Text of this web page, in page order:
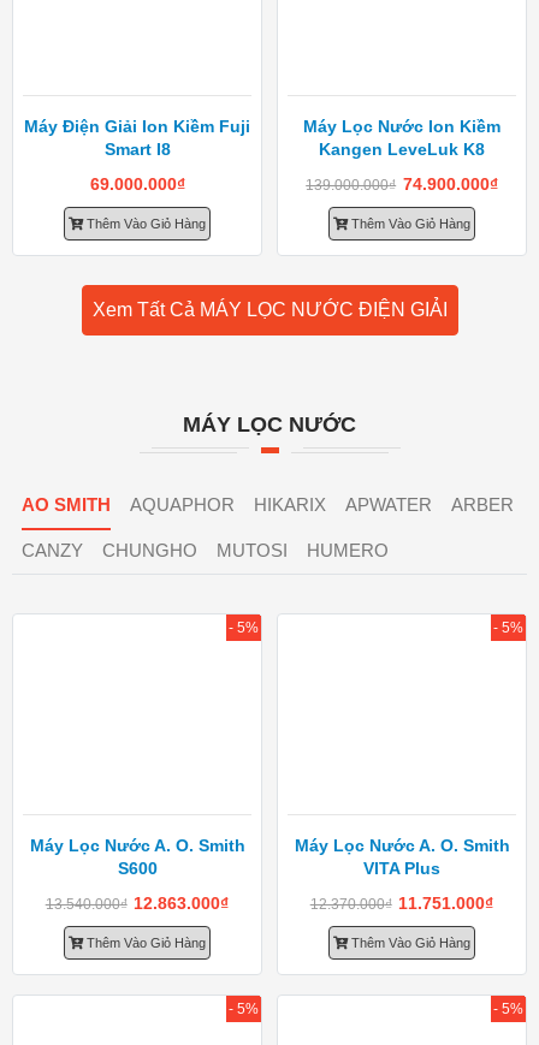
Máy Điện Giải Ion Kiềm Fuji
Smart I8
69.000.000₫
Thêm Vào Giỏ Hàng
Máy Lọc Nước Ion Kiềm
Kangen LeveLuk K8
139.000.000₫ 74.900.000₫
Thêm Vào Giỏ Hàng
Xem Tất Cả MÁY LỌC NƯỚC ĐIỆN GIẢI
MÁY LỌC NƯỚC
AO SMITH AQUAPHOR HIKARIX APWATER ARBER
CANZY CHUNGHO MUTOSI HUMERO
Máy Lọc Nước A. O. Smith
S600
13.540.000₫ 12.863.000₫
Thêm Vào Giỏ Hàng
- 5%
Máy Lọc Nước A. O. Smith
VITA Plus
12.370.000₫ 11.751.000₫
Thêm Vào Giỏ Hàng
- 5%
- 5% - 5%